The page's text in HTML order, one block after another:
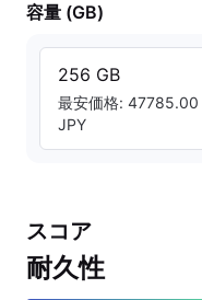
容量 (GB)
256 GB
最安価格: 47785.00
JPY
スコア
耐久性